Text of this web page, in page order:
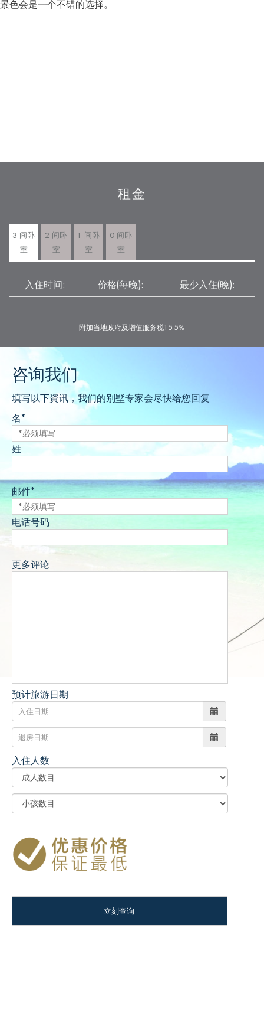
景色会是一个不错的选择。
租金
3 间卧
室
2 间卧
室
1 间卧
室
0 间卧
室
入住时间: 价格(每晚): 最少入住(晚):
附加当地政府及增值服务税15.5％
咨询我们
填写以下資讯，我们的别墅专家会尽快给您回复
名*
姓
邮件*
电话号码
更多评论
预计旅游日期
入住人数